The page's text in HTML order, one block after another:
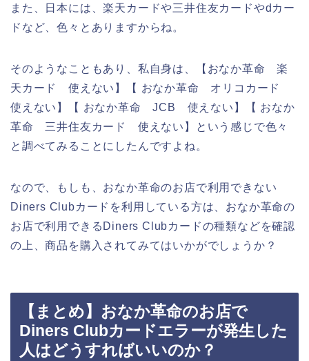
また、日本には、楽天カードや三井住友カードやdカー
ドなど、色々とありますからね。
そのようなこともあり、私自身は、【おなか革命 楽
天カード 使えない】【 おなか革命 オリコカード
使えない】【 おなか革命 JCB 使えない】【 おなか
革命 三井住友カード 使えない】という感じで色々
と調べてみることにしたんですよね。
なので、もしも、おなか革命のお店で利用できない
Diners Clubカードを利用している方は、おなか革命の
お店で利用できるDiners Clubカードの種類などを確認
の上、商品を購入されてみてはいかがでしょうか？
【まとめ】おなか革命のお店で
Diners Clubカードエラーが発生した
人はどうすればいいのか？